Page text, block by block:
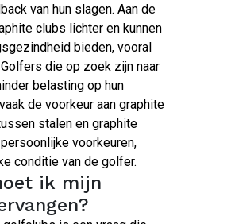
van hun slagen. Aan de
clubs lichter en kunnen
bieden, vooral
die op zoek zijn naar
belasting op hun
de voorkeur aan graphite
stalen en graphite
voorkeuren,
conditie van de golfer.
ik mijn